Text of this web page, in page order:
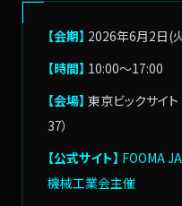
【会期】 2026年6月2日(
【時間】 10:00～17:00
【会場】 東京ビックサイ
37）
【公式サイト】 FOOMA
機械工業会主催